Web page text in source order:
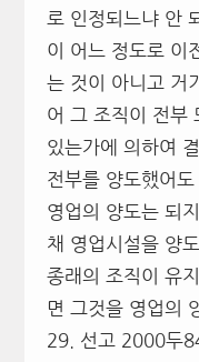
로 인정되느냐 안
이 어느 정도로 이
는 것이 아니고 거
어 그 조직이 전부
있는가에 의하여
전부를 양도했어
영업의 양도는 되
채 영업시설을 양
종래의 조직이 유
면 그것을 영업의
29. 선고 2000두